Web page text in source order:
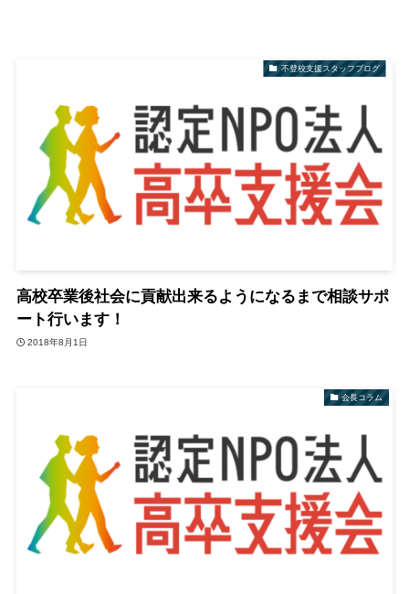
不登校支援スタッフブログ
高校卒業後社会に貢献出来るようになるまで相談サポ
ート行います！
2018年8月1日
会長コラム